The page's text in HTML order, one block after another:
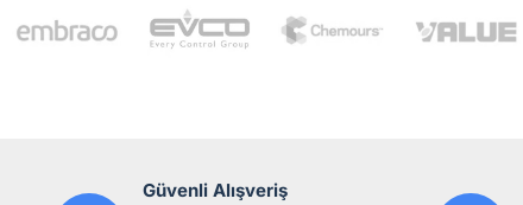
Güvenli Alışveriş